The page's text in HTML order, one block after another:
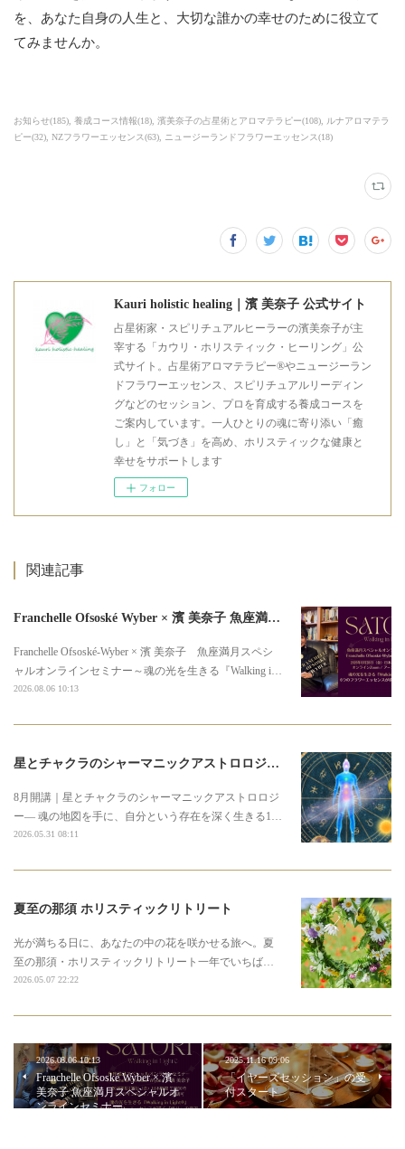
を、あなた自身の人生と、大切な誰かの幸せのために役立て
てみませんか。
お知らせ(185) 養成コース情報(18) 濱美奈子の占星術とアロマテラピー(108)
ルナアロマテラ
ピー(32) NZフラワーエッセンス(63) ニュージーランドフラワーエッセンス(18)
Kauri holistic healing｜濱 美奈子 公式サイト
占星術家・スピリチュアルヒーラーの濱美奈子が主
宰する「カウリ・ホリスティック・ヒーリング」公
式サイト。占星術アロマテラピー®やニュージーラン
ドフラワーエッセンス、スピリチュアルリーディン
グなどのセッション、プロを育成する養成コースを
ご案内しています。一人ひとりの魂に寄り添い「癒
し」と「気づき」を高め、ホリスティックな健康と
幸せをサポートします
フォロー
関連記事
Franchelle Ofsoské Wyber × 濱 美奈子 魚座満月スペシャルオンラインセミナー
Franchelle Ofsoské-Wyber × 濱 美奈子 魚座満月スペシ
ャルオンラインセミナー～魂の光を生きる『Walking i…
2026.08.06 10:13
星とチャクラのシャーマニックアストロロジー3期募集のお知らせ
8月開講｜星とチャクラのシャーマニックアストロロジ
ー― 魂の地図を手に、自分という存在を深く生きる1…
2026.05.31 08:11
夏至の那須 ホリスティックリトリート
光が満ちる日に、あなたの中の花を咲かせる旅へ。夏
至の那須・ホリスティックリトリート一年でいちば…
2026.05.07 22:22
2026.08.06 10:13
Franchelle Ofsoské Wyber × 濱
美奈子 魚座満月スペシャルオ
ンラインセミナー
2025.11.16 09:06
「イヤーズセッション」の受
付スタート